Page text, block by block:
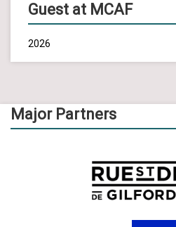
Guest at MCAF
2026
Major Partners